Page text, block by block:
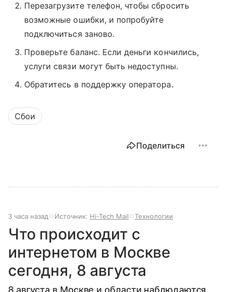
Перезагрузите телефон, чтобы сбросить
возможные ошибки, и попробуйте
подключиться заново.
Проверьте баланс. Если деньги кончились,
услуги связи могут быть недоступны.
Обратитесь в поддержку оператора.
Сбои
Поделиться
3 часа назад Источник: Hi-Tech Mail Технологии
Что происходит с
интернетом в Москве
сегодня, 8 августа
8 августа в Москве и области наблюдаются